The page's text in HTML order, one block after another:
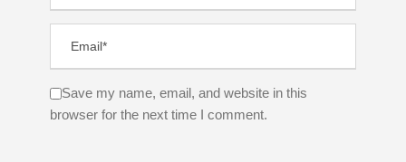
Save my name, email, and website in this
browser for the next time I comment.